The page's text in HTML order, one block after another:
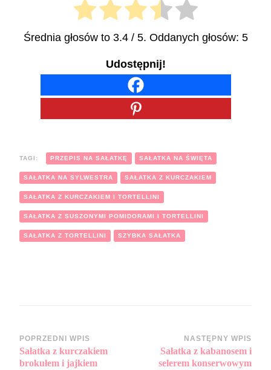
Średnia głosów to 3.4/ 5. Oddanych głosów: 5
Udostępnij!
TAGI: PRZEPIS NA SAŁATKĘ SAŁATKA NA ŚWIĘTA
SAŁATKA NA SYLWESTRA SAŁATKA Z KURCZAKIEM
SAŁATKA Z KURCZAKIEM I TORTELLINI
SAŁATKA Z SUSZONYMI POMIDORAMI I TORTELLINI
SAŁATKA Z TORTELLINI SZYBKA SAŁATKA
Zobacz
wpisy
POPRZEDNI WPIS
Sałatka z kurczakiem
brokułem i jajkiem
NASTĘPNY WPIS
Sałatka z kabanosem i
selerem konserwowym